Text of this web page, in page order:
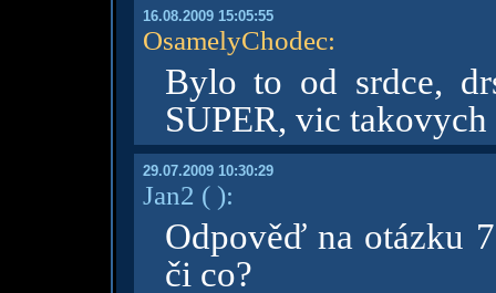
16.08.2009 15:05:55
OsamelyChodec:
Bylo to od srdce,
SUPER, vic
29.07.2009 10:30:29
Jan2 ( ):
Odpověď na otázku
či co?